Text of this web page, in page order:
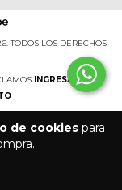
de cookiespara
TODOS LOS DERECHOS
INGRESÁ ACÁ.